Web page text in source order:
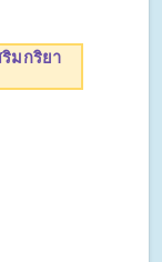
ริมกริยา